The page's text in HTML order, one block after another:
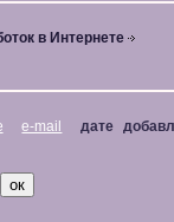
в Интернете
e-mail
дате